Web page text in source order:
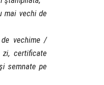
mai vechi de
vechime /
certificate
semnate pe